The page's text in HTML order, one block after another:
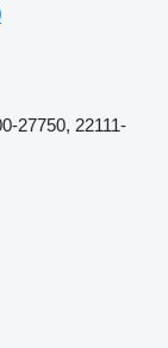
27750, 22111-